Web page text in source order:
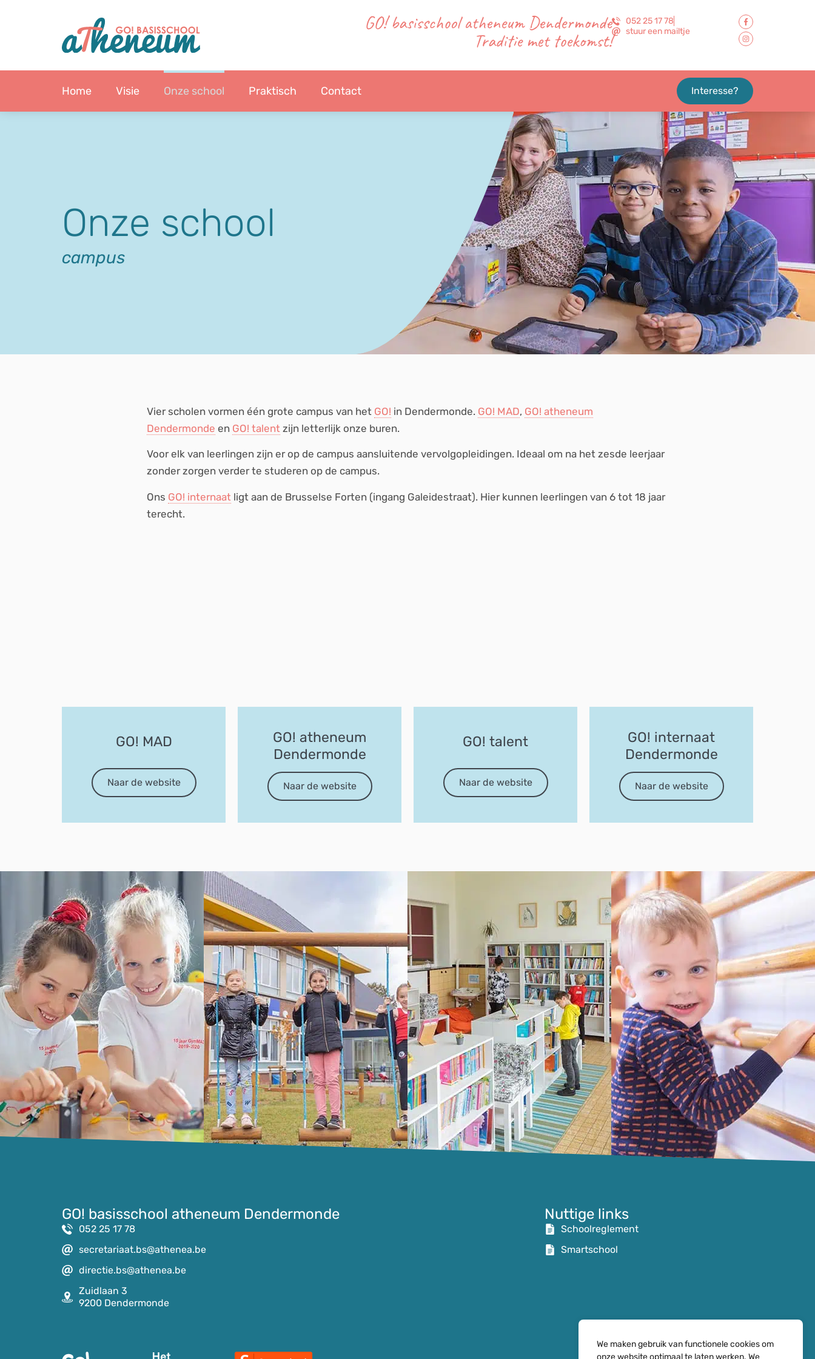
We maken gebruik van functionele cookies om
onze website optimaal te laten werken. We
GO! basisschool atheneum Dendermonde
Traditie met toekomst!
052 25 17 78
stuur een mailtje
Home Visie Onze school Praktisch Contact Interesse?
Onze school
campus
Vier scholen vormen één grote campus van het GO! in Dendermonde. GO! MAD, GO! atheneum
Dendermonde en GO! talent zijn letterlijk onze buren.
Voor elk van leerlingen zijn er op de campus aansluitende vervolgopleidingen. Ideaal om na het zesde leerjaar
zonder zorgen verder te studeren op de campus.
Ons GO! internaat ligt aan de Brusselse Forten (ingang Galeidestraat). Hier kunnen leerlingen van 6 tot 18 jaar
terecht.
GO! MAD
Naar de website
GO! atheneum
Dendermonde
Naar de website
GO! talent
Naar de website
GO! internaat
Dendermonde
Naar de website
GO! basisschool atheneum Dendermonde
052 25 17 78
secretariaat.bs@athenea.be
directie.bs@athenea.be
Zuidlaan 3
9200 Dendermonde
Nuttige links
Schoolreglement
Smartschool